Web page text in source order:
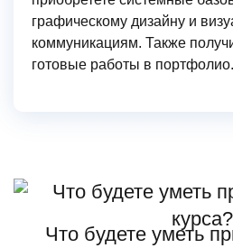
графическому дизайну и
коммуникациям. Также
готовые работы в портфолио.
Что будете уметь